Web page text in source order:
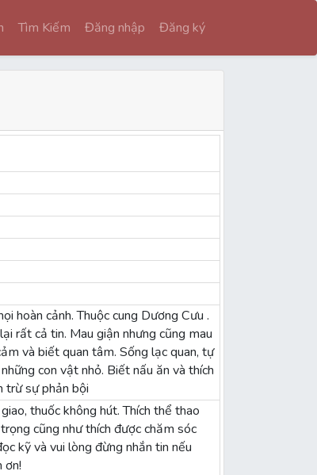
Tìm Kiếm Đăng nhập Đăng ký
hoàn cảnh. Thuộc cung Dương Cưu .
rất cả tin. Mau giận nhưng cũng mau
và biết quan tâm. Sống lạc quan, tự
con vật nhỏ. Biết nấu ăn và thích
trừ sự phản bội
thuốc không hút. Thích thể thao
cũng như thích được chăm sóc
kỹ và vui lòng đừng nhắn tin nếu
ơn!